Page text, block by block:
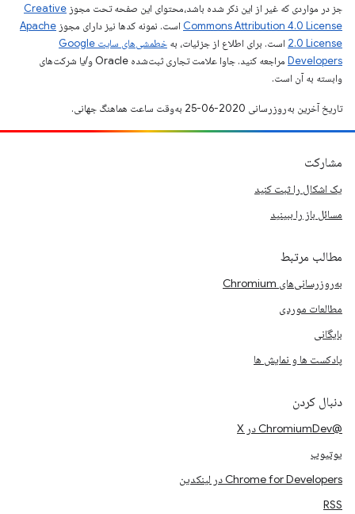
جز در مواردی که غیر از این ذکر شده باشد،‌محتوای این صفحه تحت مجوز Creative
Commons Attribution 4.0 License است. نمونه کدها نیز دارای مجوز Apache
2.0 License است. برای اطلاع از جزئیات، به
خطمشی‌های سایت Google
Developers‏
مراجعه کنید. جاوا علامت تجاری ثبت‌شده Oracle و/یا شرکت‌های
وابسته به آن است.
تاریخ آخرین به‌روزرسانی 2020-06-25 به‌وقت ساعت هماهنگ جهانی.
مشارکت
یک اشکال را ثبت کنید
مسائل باز را ببینید
مطالب مرتبط
به‌روزرسانی‌های Chromium
مطالعات موردی
بایگانی
پادکست ها و نمایش ها
دنبال کردن
@ChromiumDev در X
یوتیوب
Chrome for Developers در لینکدین
RSS